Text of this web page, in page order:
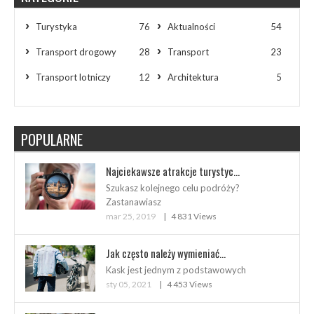
Turystyka 76 Aktualności 54
Transport drogowy 28 Transport 23
Transport lotniczy 12 Architektura 5
POPULARNE
Najciekawsze atrakcje turystyc...
Szukasz kolejnego celu podróży?
Zastanawiasz
mar 25, 2019 4 831 Views
Jak często należy wymieniać...
Kask jest jednym z podstawowych
sty 05, 2021 4 453 Views